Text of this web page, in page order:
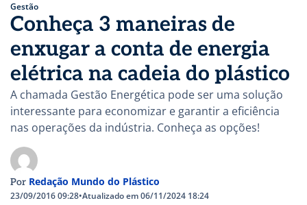
Gestão
Conheça 3 maneiras de
enxugar a conta de energia
elétrica na cadeia do plástico
A chamada Gestão Energética pode ser uma solução
interessante para economizar e garantir a eficiência
nas operações da indústria. Conheça as opções!
Por Redação Mundo do Plástico
23/09/2016 09:28•Atualizado em 06/11/2024 18:24